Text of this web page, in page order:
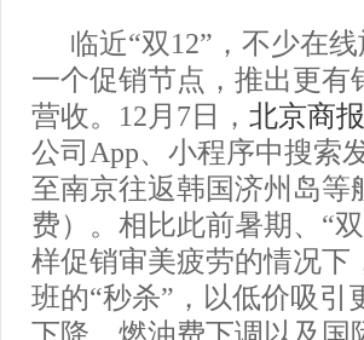
临近“双12”，不少在
一个促销节点，推出更有
营收。12月7日， 北京商报
公司App、小程序中搜索
至南京往返韩国济州岛等
费）。相比此前暑期、“
样促销审美疲劳的情况下
班的“秒杀”，以低价吸
下降、燃油费下调以及国